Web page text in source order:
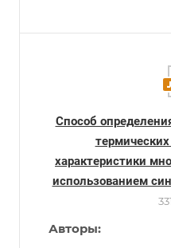
Способ
характеристики
использованием
Авторы: